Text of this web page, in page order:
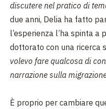
discutere nel pratico di
due anni, Delia ha fatto
l’esperienza l’ha spinta a
dottorato con una ricerca
volevo fare qualcosa di
narrazione sulla
È proprio per cambiare